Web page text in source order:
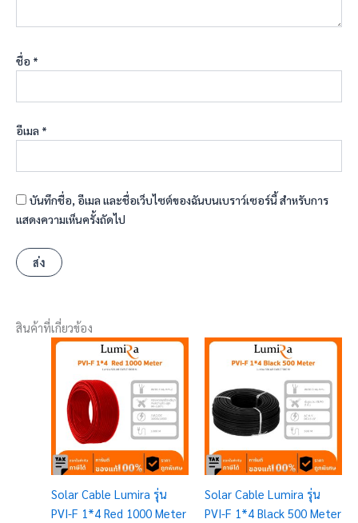
ชื่อ *
อีเมล *
บันทึกชื่อ, อีเมล และชื่อเว็บไซต์ของฉันบนเบราว์เซอร์นี้ สำหรับการ
แสดงความเห็นครั้งถัดไป
สินค้าที่เกี่ยวข้อง
Solar Cable Lumira รุ่น
PVI-F 1*4 Red 1000 Meter
Solar Cable Lumira รุ่น
PVI-F 1*4 Black 500 Meter